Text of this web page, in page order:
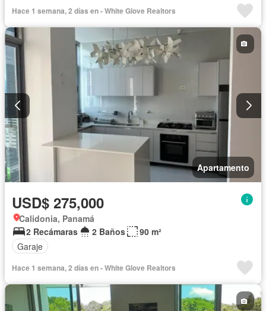
Hace 1 semana, 2 días en - White Glove Realtors
Apartamento
USD$ 275,000
Calidonia, Panamá
2 Recámaras
2 Baños
90 m²
Garaje
Hace 1 semana, 2 días en - White Glove Realtors